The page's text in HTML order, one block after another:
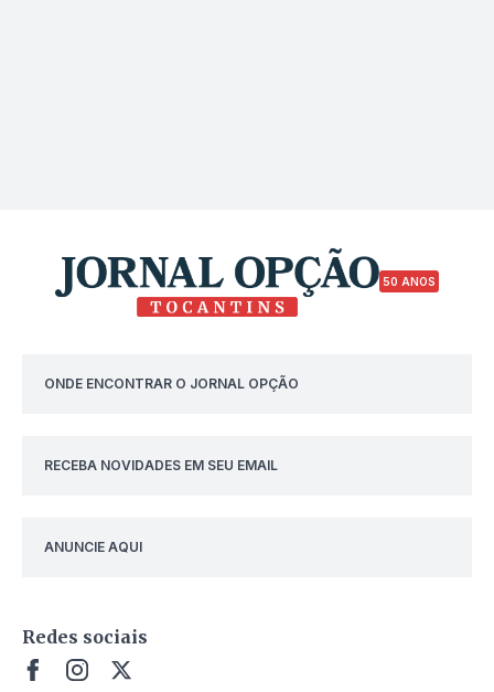
50 ANOS
ONDE ENCONTRAR O JORNAL OPÇÃO
RECEBA NOVIDADES EM SEU EMAIL
ANUNCIE AQUI
Redes sociais